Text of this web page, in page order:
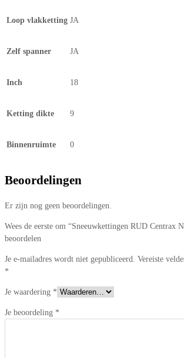
Loop vlakketting JA
Zelf spanner JA
Inch 18
Ketting dikte 9
Binnenruimte 0
Beoordelingen
Er zijn nog geen beoordelingen.
Wees de eerste om “Sneeuwkettingen RUD Centrax
beoordelen
Je e-mailadres wordt niet gepubliceerd. Vereiste
*
Je waardering *
Je beoordeling *